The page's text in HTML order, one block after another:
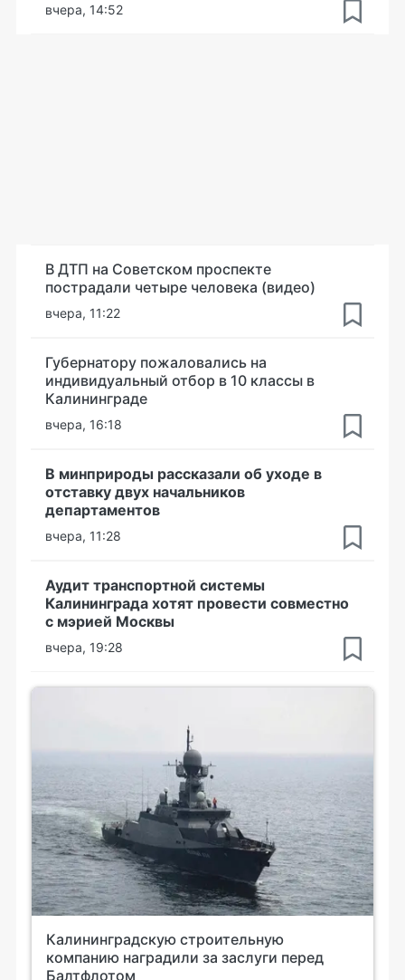
вчера, 14:52
В ДТП на Советском проспекте
пострадали четыре человека (видео)
вчера, 11:22
Губернатору пожаловались на
индивидуальный отбор в 10 классы в
Калининграде
вчера, 16:18
В минприроды рассказали об уходе в
отставку двух начальников
департаментов
вчера, 11:28
Аудит транспортной системы
Калининграда хотят провести совместно
с мэрией Москвы
вчера, 19:28
Калининградскую строительную
компанию наградили за заслуги перед
Балтфлотом